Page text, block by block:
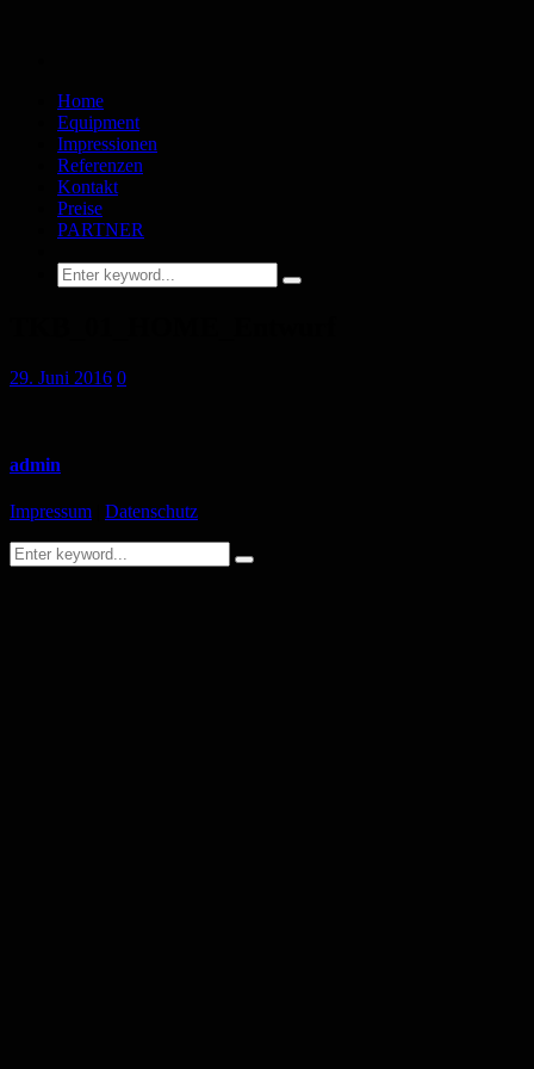
Home
Equipment
Impressionen
Referenzen
Kontakt
Preise
PARTNER
29. Juni 2016 0
admin
Impressum Datenschutz